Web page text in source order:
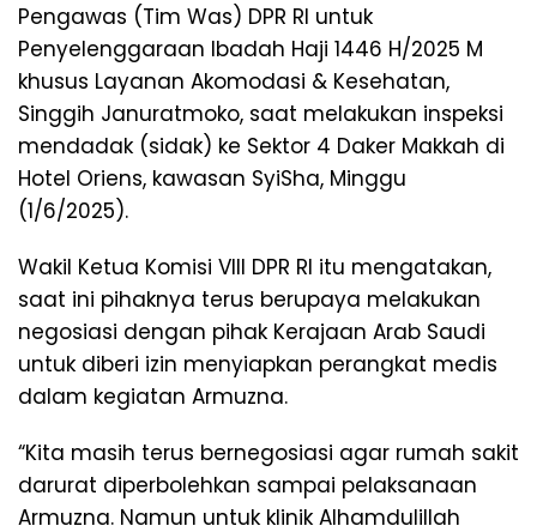
Pengawas (Tim Was) DPR RI untuk
Penyelenggaraan Ibadah Haji 1446 H/2025 M
khusus Layanan Akomodasi & Kesehatan,
Singgih Januratmoko, saat melakukan inspeksi
mendadak (sidak) ke Sektor 4 Daker Makkah di
Hotel Oriens, kawasan SyiSha, Minggu
(1/6/2025).
Wakil Ketua Komisi VIII DPR RI itu mengatakan,
saat ini pihaknya terus berupaya melakukan
negosiasi dengan pihak Kerajaan Arab Saudi
untuk diberi izin menyiapkan perangkat medis
dalam kegiatan Armuzna.
“Kita masih terus bernegosiasi agar rumah sakit
darurat diperbolehkan sampai pelaksanaan
Armuzna. Namun untuk klinik Alhamdulillah